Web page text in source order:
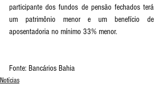
participante dos fundos de pensão fechados terá
um patrimônio menor e um benefício de
aposentadoria no mínimo 33% menor.
Fonte: Bancários Bahia
Notícias